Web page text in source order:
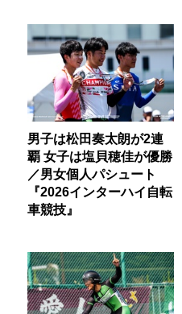
男子は松田奏太朗が2連
覇 女子は塩貝穂佳が優勝
／男女個人パシュート
『2026インターハイ自転
車競技』